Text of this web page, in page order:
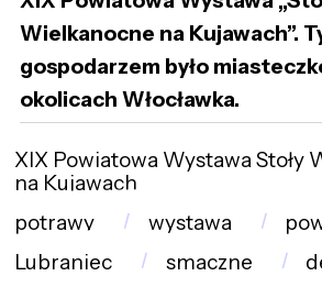
Wielkanocne na Kujawach”.
gospodarzem było
okolicach Włocławka.
XIX Powiatowa Wystawa Stoły
na Kujawach
potrawy
wystawa
Lubraniec
smaczne